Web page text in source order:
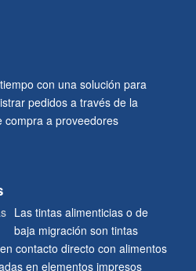
con una solución para
pedidos a través de la
compra a proveedores
Las tintas alimenticias o de
baja migración son tintas
contacto directo con alimentos
en elementos impresos